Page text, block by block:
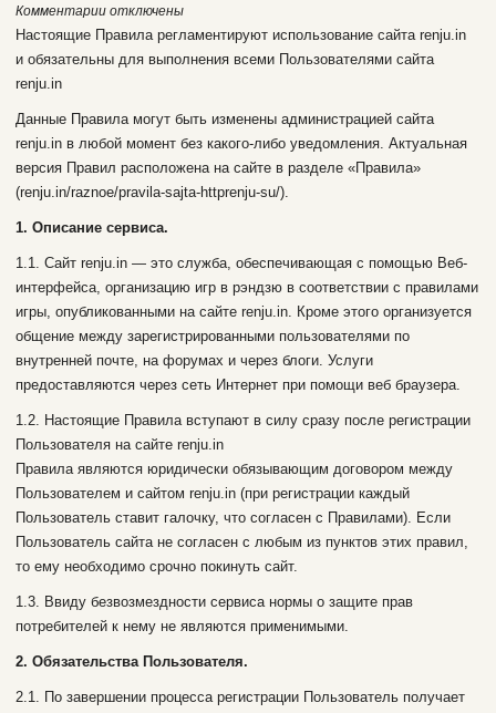
Комментарии отключены
Настоящие Правила регламентируют использование сайта renju.in
и обязательны для выполнения всеми Пользователями сайта
renju.in
Данные Правила могут быть изменены администрацией сайта
renju.in в любой момент без какого-либо уведомления. Актуальная
версия Правил расположена на сайте в разделе «Правила»
(renju.in/raznoe/pravila-sajta-httprenju-su/).
1. Описание сервиса.
1.1. Сайт renju.in — это служба, обеспечивающая с помощью Веб-
интерфейса, организацию игр в рэндзю в соответствии с правилами
игры, опубликованными на сайте renju.in. Кроме этого организуется
общение между зарегистрированными пользователями по
внутренней почте, на форумах и через блоги. Услуги
предоставляются через сеть Интернет при помощи веб браузера.
1.2. Настоящие Правила вступают в силу сразу после регистрации
Пользователя на сайте renju.in
Правила являются юридически обязывающим договором между
Пользователем и сайтом renju.in (при регистрации каждый
Пользователь ставит галочку, что согласен с Правилами). Если
Пользователь сайта не согласен с любым из пунктов этих правил,
то ему необходимо срочно покинуть сайт.
1.3. Ввиду безвозмездности сервиса нормы о защите прав
потребителей к нему не являются применимыми.
2. Обязательства Пользователя.
2.1. По завершении процесса регистрации Пользователь получает